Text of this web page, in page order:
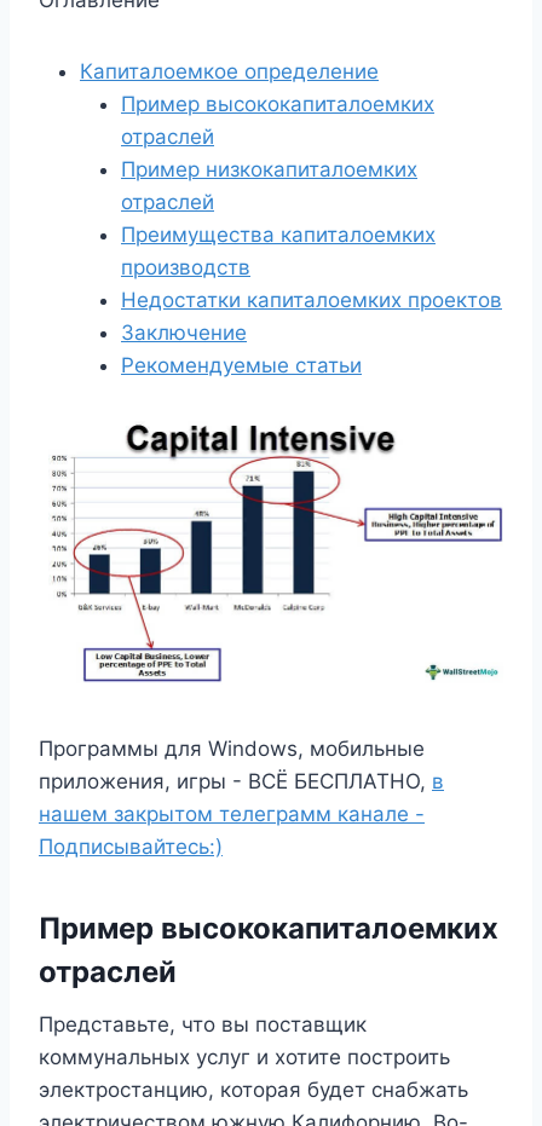
Капиталоемкое определение
Пример высококапиталоемких
отраслей
Пример низкокапиталоемких
отраслей
Преимущества капиталоемких
производств
Недостатки капиталоемких проектов
Заключение
Рекомендуемые статьи
Программы для Windows, мобильные
приложения, игры - ВСЁ БЕСПЛАТНО, в
нашем закрытом телеграмм канале -
Подписывайтесь:)
Пример высококапиталоемких
отраслей
Представьте, что вы поставщик
коммунальных услуг и хотите построить
электростанцию, которая будет снабжать